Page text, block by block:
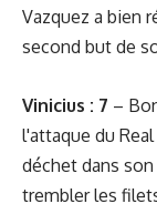
Vazquez a bien
second but de
Vinicius : 7 –
l'attaque du
déchet dans
trembler les